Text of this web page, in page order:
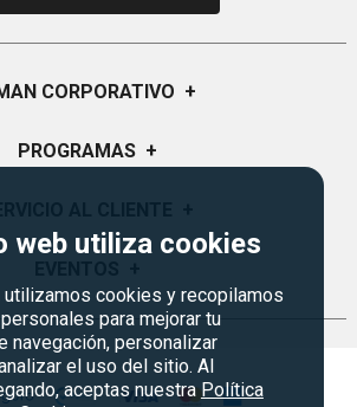
web utiliza cookies
utilizamos cookies y recopilamos
para mejorar tu
navegación, personalizar
el uso del sitio. Al
aceptas nuestra Política
CORPORATIVO +
Quiénes Somos
Servicios
Empleos Siman
PROGRAMAS +
de Regalo
Siman PRO
Credisiman
de devoluciones y garantías
Contáctenos
Seguridad del sitio
Rebajas